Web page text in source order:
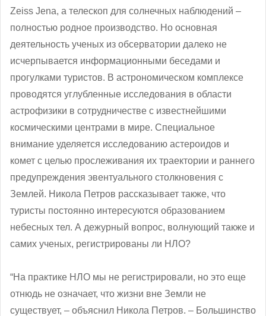
Zeiss Jena, а телескоп для солнечных наблюдений ‒
полностью родное производство. Но основная
деятельность ученых из обсерватории далеко не
исчерпывается информационными беседами и
прогулками туристов. В астрономическом комплексе
проводятся углубленные исследования в области
астрофизики в сотрудничестве с известнейшими
космическими центрами в мире. Специальное
внимание уделяется исследованию астероидов и
комет с целью прослеживания их траектории и раннего
предупреждения эвентуального столкновения с
Землей. Никола Петров рассказывает также, что
туристы постоянно интересуются образованием
небесных тел. А дежурный вопрос, волнующий также и
самих ученых, регистрированы ли НЛО?
“На практике НЛО мы не регистрировали, но это еще
отнюдь не означает, что жизни вне Земли не
существует, ‒ объяснил Никола Петров. – Большинство